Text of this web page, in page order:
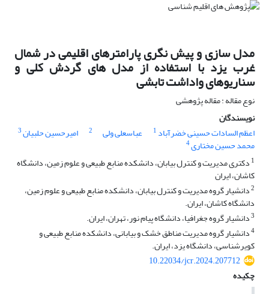
مدل سازی و پیش نگری پارامترهای اقلیمی در شمال
غرب یزد با استفاده از مدل های گردش کلی و
سناریوهای واداشت تابشی
نوع مقاله : مقاله پژوهشی
نویسندگان
اعظم السادات حسینی خضرآباد 1 عباسعلی ولی 2 امیرحسین حلبیان3
محمد حسین مختاری4
1 دکتری مدیریت و کنترل بیابان، دانشکده منابع طبیعی و علوم زمین، دانشگاه
کاشان، ایران
2دانشیار گروه مدیریت و کنترل بیابان، دانشکده منابع طبیعی و علوم زمین،
دانشگاه کاشان، ایران.
3دانشیار گروه جغرافیا، دانشگاه پیام نور، تهران، ایران.
4دانشیار گروه مدیریت مناطق خشک و بیابانی، دانشکده منابع طبیعی و
کویرشناسی، دانشگاه یزد، ایران.
10.22034/jcr.2024.207712
چکیده